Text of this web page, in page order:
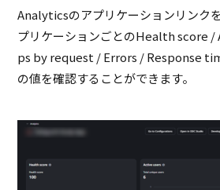
Analyticsのアプリケーションリンク
プリケーションごとのHealth score
ps by request / Errors / Response
の値を確認することができます。